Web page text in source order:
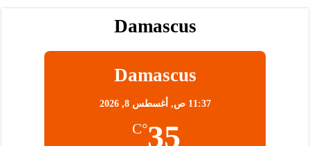
Damascus
Damascus
11:37 ص, أغسطس 8, 2026
35
°C